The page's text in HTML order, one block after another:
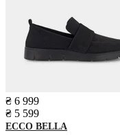
₴ 6 999
₴ 5 599
ECCO BELLA